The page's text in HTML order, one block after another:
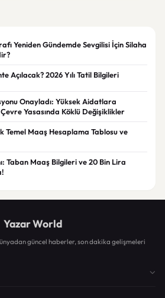
Yeniden Gündemde Sevgilisi İçin Silaha
Açılacak? 2026 Yılı Tatil Bilgileri
Onayladı: Yüksek Aidatlara
Çevre Yasasında Köklü Değişiklikler
Temel Maaş Hesaplama Tablosu ve
Taban Maaş Bilgileri ve 20 Bin Lira
Yazar World
güncel haberler, son dakika gelişmeleri